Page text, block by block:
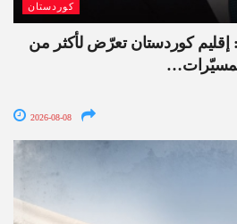
كوردستان
إقليم كوردستان تعرّض لأكثر من
2026-08-08